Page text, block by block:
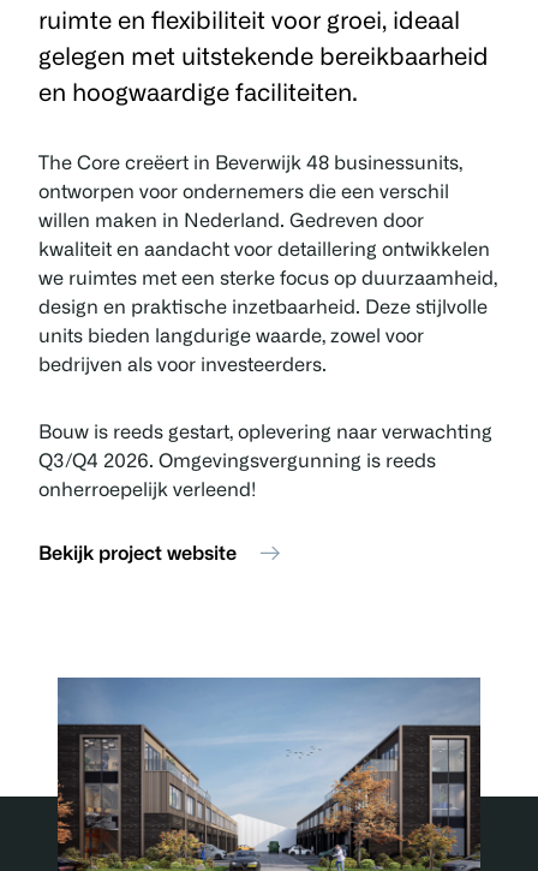
ruimte en flexibiliteit voor groei, ideaal
gelegen met uitstekende bereikbaarheid
en hoogwaardige faciliteiten.
The Core creëert in Beverwijk 48 businessunits,
ontworpen voor ondernemers die een verschil
willen maken in Nederland. Gedreven door
kwaliteit en aandacht voor detaillering ontwikkelen
we ruimtes met een sterke focus op duurzaamheid,
design en praktische inzetbaarheid. Deze stijlvolle
units bieden langdurige waarde, zowel voor
bedrijven als voor investeerders.
Bouw is reeds gestart, oplevering naar verwachting
Q3/Q4 2026. Omgevingsvergunning is reeds
onherroepelijk verleend!
Bekijk project website